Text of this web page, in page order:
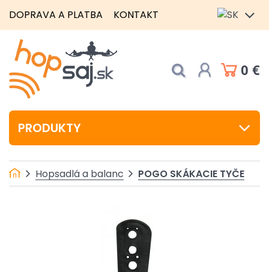
DOPRAVA A PLATBA KONTAKT
0 €
PRODUKTY
Hopsadlá a balanc POGO SKÁKACIE TYČE